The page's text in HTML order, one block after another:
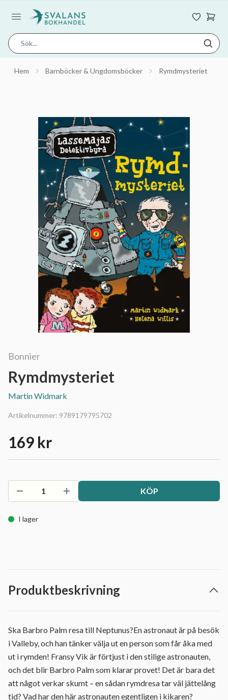
Hem Barnböcker & Ungdomsböcker Rymdmysteriet
Bonnier
Rymdmysteriet
Martin Widmark
Artikelnummer: 9789179795702
169 kr
KÖP
I lager
Produktbeskrivning
Ska Barbro Palm resa till Neptunus?En astronaut är på besök
i Valleby, och han tänker välja ut en person som får åka med
ut i rymden! Fransy Vik är förtjust i den stilige astronauten,
och det blir Barbro Palm som klarar provet! Det är bara det
att något verkar skumt – en sådan rymdresa tar väl jättelång
tid? Vad har den här astronauten egentligen i kikaren?